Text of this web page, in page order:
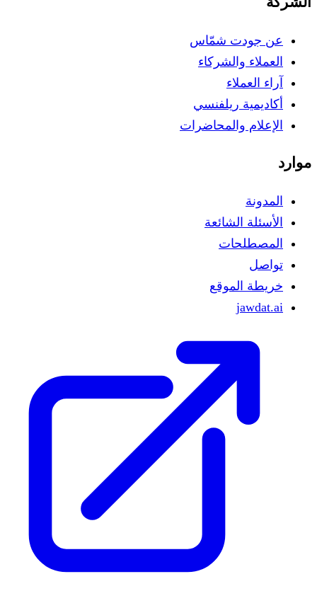
عن جودت شمّاس
العملاء والشركاء
آراء العملاء
أكاديمية ريلفنسي
الإعلام والمحاضرات
موارد
المدونة
الأسئلة الشائعة
المصطلحات
تواصل
خريطة الموقع
jawdat.ai